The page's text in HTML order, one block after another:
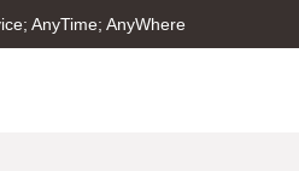
AnyTime; AnyWhere